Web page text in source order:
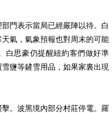
門表示當局已經嚴陣以待。白
氣，氣象預報也對周末的可能
白思豪仍提醒紐約客們做好準
鹽等鏟雪用品，如果家裏出現
。波黑境內部分村莊停電。羅